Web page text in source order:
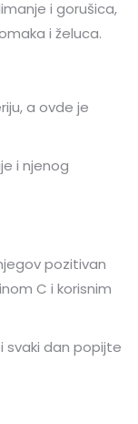
i gorušica,
i želuca.
a ovde je
i njenog
pozitivan
C i korisnim
svaki dan popijte